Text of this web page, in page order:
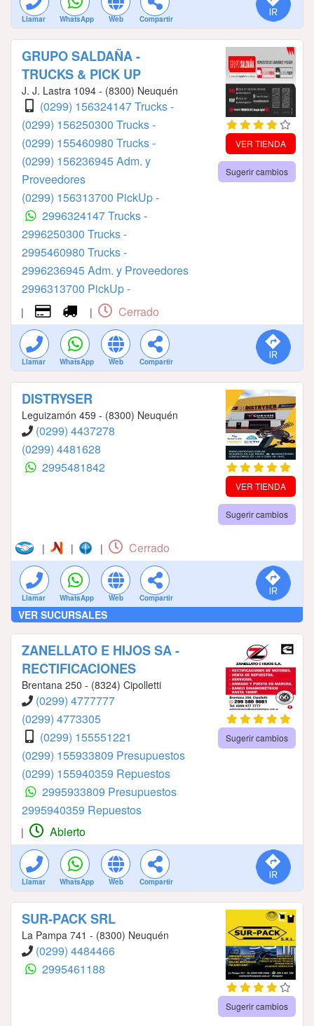
Llamar WhatsApp Web Compartir
GRUPO SALDAÑA -
TRUCKS & PICK UP
J. J. Lastra 1094 - (8300) Neuquén
(0299) 156324147 Trucks -
(0299) 156250300 Trucks -
(0299) 155460980 Trucks -
(0299) 156236945 Adm. y
Proveedores
(0299) 156313700 PickUp -
2996324147 Trucks -
2996250300 Trucks -
2995460980 Trucks -
2996236945 Adm. y Proveedores
2996313700 PickUp -
VER TIENDA
Sugerir cambios
| | Cerrado
Llamar WhatsApp Web Compartir
DISTRYSER
Leguizamón 459 - (8300) Neuquén
(0299) 4437278
(0299) 4481628
2995481842
VER TIENDA
Sugerir cambios
| | | Cerrado
Llamar WhatsApp Web Compartir
VER SUCURSALES
ZANELLATO E HIJOS SA -
RECTIFICACIONES
Brentana 250 - (8324) Cipolletti
(0299) 4777777
(0299) 4773305
(0299) 155551221
(0299) 155933809 Presupuestos
(0299) 155940359 Repuestos
2995933809 Presupuestos
2995940359 Repuestos
Sugerir cambios
| Abierto
Llamar WhatsApp Web Compartir
SUR-PACK SRL
La Pampa 741 - (8300) Neuquén
(0299) 4484466
2995461188
Sugerir cambios